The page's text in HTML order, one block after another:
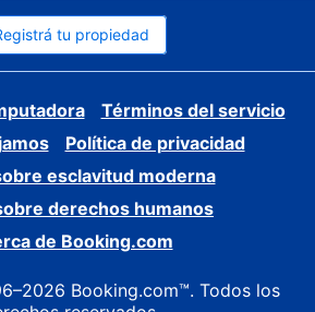
tu propiedad
Términos del servicio
Política de privacidad
esclavitud moderna
derechos humanos
de Booking.com
Booking.com™. Todos los